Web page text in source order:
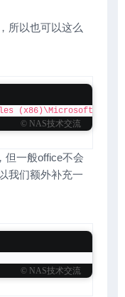
所以也可以这么
(x86)\Microsoft
© NAS技术交流
但一般office不会
我们额外补充一
© NAS技术交流